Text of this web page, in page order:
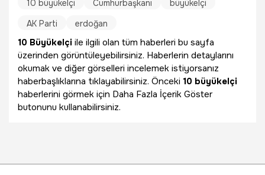
10 büyükelçi Cumhurbaşkanı
büyükelçi
AK Parti
erdoğan
10 Büyükelçi ile ilgili olan tüm haberleri bu sayfa
üzerinden görüntüleyebilirsiniz. Haberlerin detaylarını
okumak ve diğer görselleri incelemek istiyorsanız
haberbaşlıklarına tıklayabilirsiniz. Önceki 10 büyükelçi
haberlerini görmek için Daha Fazla İçerik Göster
butonunu kullanabilirsiniz.